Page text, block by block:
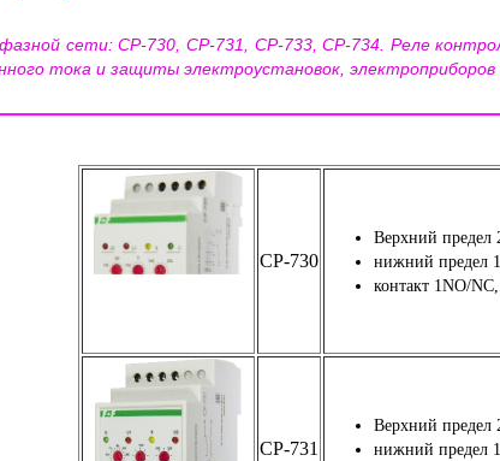
сети: CP-730, CP-731, CP-733, CP-734. Реле
тока и защиты электроустановок, электроприборов
CP-730
Верхний предел
нижний предел
контакт 1NO/
CP-731
Верхний предел
нижний предел